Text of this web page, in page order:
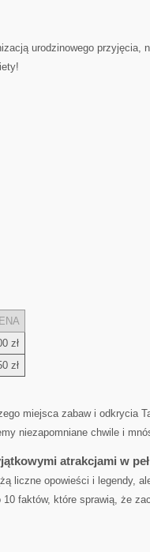
urodzinowego przyjęcia,
zł
zł
miejsca⁢ zabaw i odkrycia⁤
niezapomniane chwile i
atrakcjami w
liczne opowieści⁤ i legendy,
faktów, które sprawią, że